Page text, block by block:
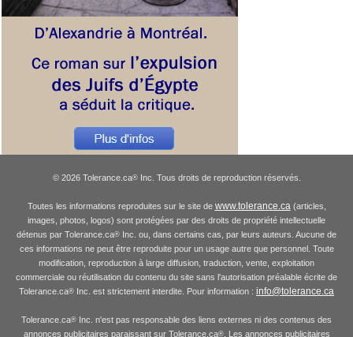
© 2026 Tolerance.ca®Inc. Tous droits de reproduction réservés.
Toutes les informations reproduites sur le site de www.tolerance.ca (articles,
images, photos, logos) sont protégées par des droits de propriété intellectuelle
détenus par Tolerance.ca® Inc. ou, dans certains cas, par leurs auteurs. Aucune de
ces informations ne peut être reproduite pour un usage autre que personnel. Toute
modification, reproduction à large diffusion, traduction, vente, exploitation
commerciale ou réutilisation du contenu du site sans l'autorisation préalable écrite de
Tolerance.ca® Inc. est strictement interdite. Pour information : info@tolerance.ca
Tolerance.ca® Inc. n'est pas responsable des liens externes ni des contenus des
annonces publicitaires paraissant sur Tolerance.ca®. Les annonces publicitaires